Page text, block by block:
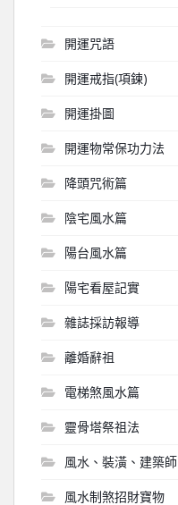
開運咒語
開運戒指(項鍊)
開運掛圖
開運物常保功力法
降頭咒術篇
陰宅風水篇
陽台風水篇
陽宅看屋記實
雜誌採訪報導
離婚辭祖
電梯煞風水篇
靈骨塔祭祖法
風水、裝潢、建築師
風水制煞招財寶物